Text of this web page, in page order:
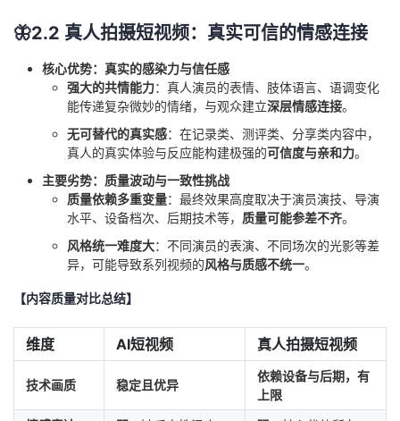
🦋2.2 真人拍摄短视频：真实可信的情感连接
核心优势：真实的感染力与信任感
强大的共情能力：真人演员的表情、肢体语言、语调变化
能传递复杂微妙的情绪，与观众建立深层情感连接。
无可替代的真实感：在记录类、测评类、分享类内容中，
真人的真实体验与反应能构建极强的可信度与亲和力。
主要劣势：质量波动与一致性挑战
质量依赖多重变量：最终效果高度取决于演员演技、导演
水平、设备档次、后期技术等， 质量可能参差不齐。
风格统一难度大：不同演员的表演、不同场次的光影等差
异，可能导致系列视频的风格与质感不统一。
【内容质量对比总结】
维度 AI短视频 真人拍摄短视频
技术画质 稳定且优异
依赖设备与后期，有
上限